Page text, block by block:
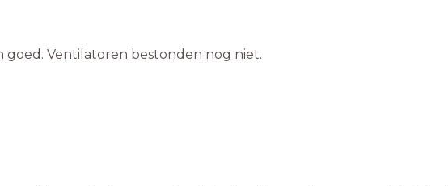
goed. Ventilatoren bestonden nog niet.